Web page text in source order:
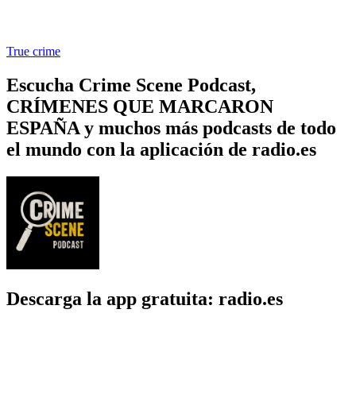
True crime
Escucha Crime Scene Podcast,
CRÍMENES QUE MARCARON
ESPAÑA y muchos más podcasts de todo
el mundo con la aplicación de radio.es
Descarga la app gratuita: radio.es